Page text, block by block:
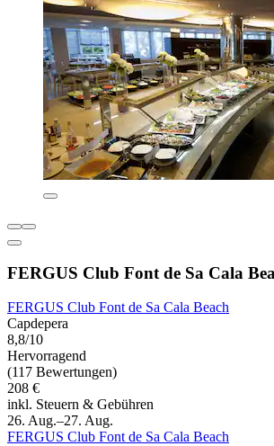
FERGUS Club Font de Sa Cala
FERGUS Club Font de Sa Cala Beach
Capdepera
8,8/10
Hervorragend
(117 Bewertungen)
208 €
inkl. Steuern & Gebühren
26. Aug.–27. Aug.
FERGUS Club Font de Sa Cala Beach